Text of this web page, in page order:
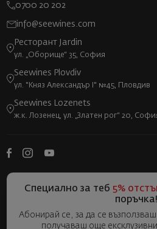
0700 20 202
info@seewines.com
Ресторант Jardin
ул. „Оборище“ 35, София
Seewines Plovdiv
ул. "Княз Александър I" №45, Пловдив
Seewines Lozenets
ж.к. Лозенец, ул. „Златен рог“ 20,
Специално за теб 5%
поръчка!
Абонирай се, за да се
получаваш още